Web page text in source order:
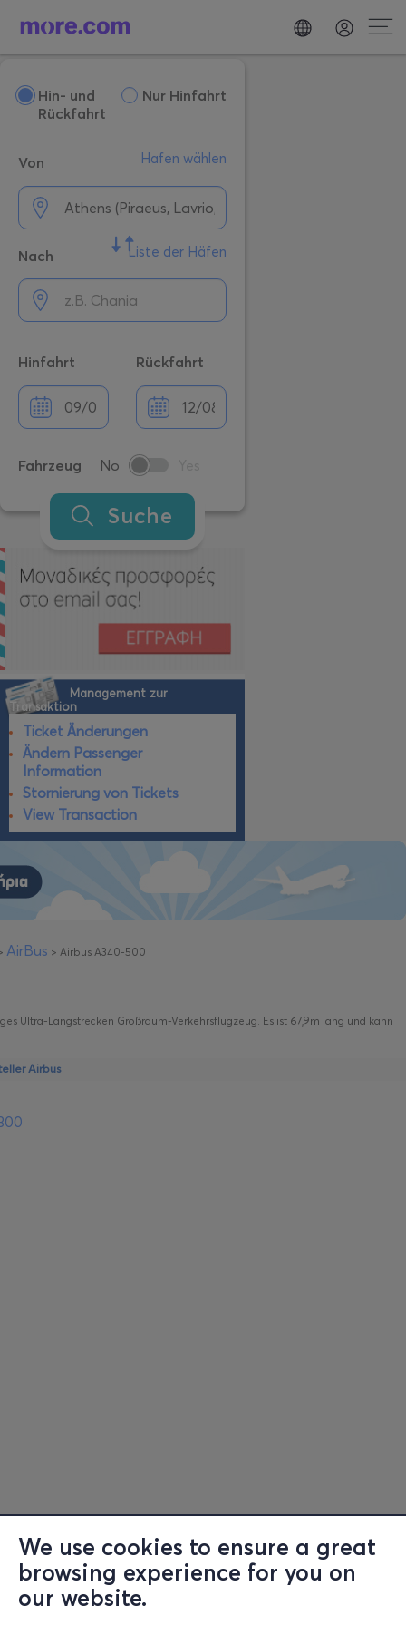
We use cookies to ensure a great
browsing experience for you on
our website.
Hin- und
Rückfahrt
Nur Hinfahrt
Von Hafen wählen
Nach Liste der Häfen
Hinfahrt Rückfahrt
Fahrzeug No
Suche
Management zur
Transaktion
Ticket Änderungen
Ändern Passenger
Information
Stornierung von Tickets
View Transaction
AirBus > Airbus A340-500
Ultra-Langstrecken Großraum-Verkehrsflugzeug. Es ist 67,9m lang und kann
Airbus
Information
Support